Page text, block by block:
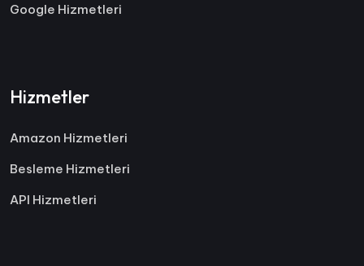
Google Hizmetleri
Hizmetler
Amazon Hizmetleri
Besleme Hizmetleri
API Hizmetleri